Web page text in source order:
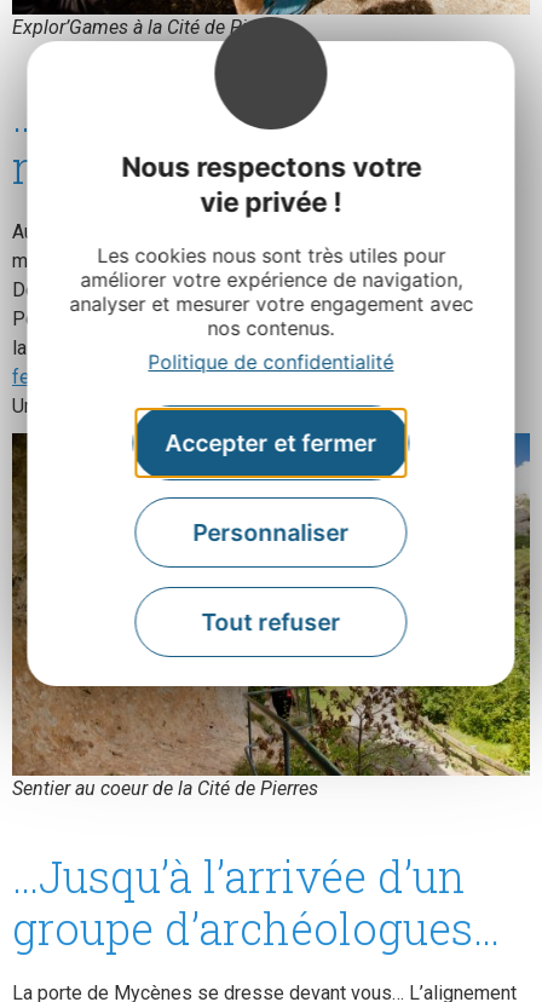
Nous respectons votre
vie privée !
Les cookies nous sont très utiles pour
améliorer votre expérience de navigation,
analyser et mesurer votre engagement avec
nos contenus.
Politique de confidentialité
Accepter et fermer
Personnaliser
Tout refuser
Explor’Games à la Cité de Pierres
…Dissimulée dans la
nature…
Au cours de votre balade, vous pourrez admirer de
merveilleux paysages.
De nombreuses tyroliennes parsèment le chaos rocheux.
Pour les plus observateurs, vous pourrez même apercevoir
la présence de quelques courageux qui s’adonnent à la
ferrata
Une autre façon de découvrir la Cité de Pierres !
Sentier au coeur de la Cité de Pierres
…Jusqu’à l’arrivée d’un
groupe d’archéologues…
La porte de Mycènes se dresse devant vous… L’alignement